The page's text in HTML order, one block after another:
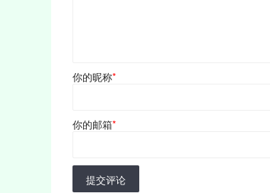
你的昵称*
你的邮箱*
提交评论